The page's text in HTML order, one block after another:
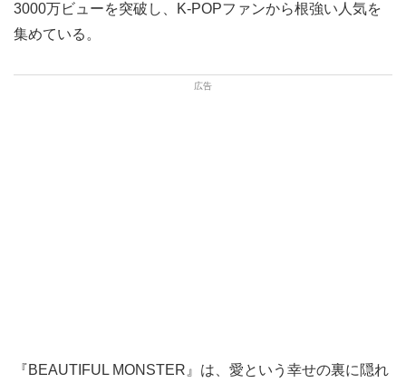
3000万ビューを突破し、K-POPファンから根強い人気を
集めている。
『BEAUTIFUL MONSTER』は、愛という幸せの裏に隠れ